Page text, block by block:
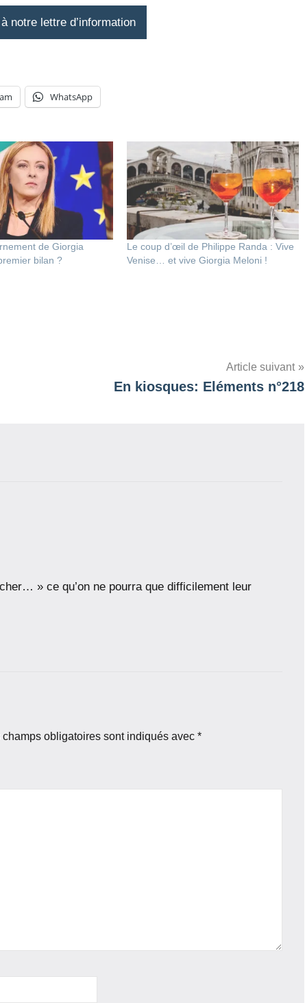
notre lettre d’information
WhatsApp
de Giorgia
bilan ?
Le coup d’œil de Philippe Randa : Vive
Venise… et vive Giorgia Meloni !
Article suivant
En kiosques: Eléments n°218
» ce qu’on ne pourra que difficilement leur
champs obligatoires sont indiqués avec *